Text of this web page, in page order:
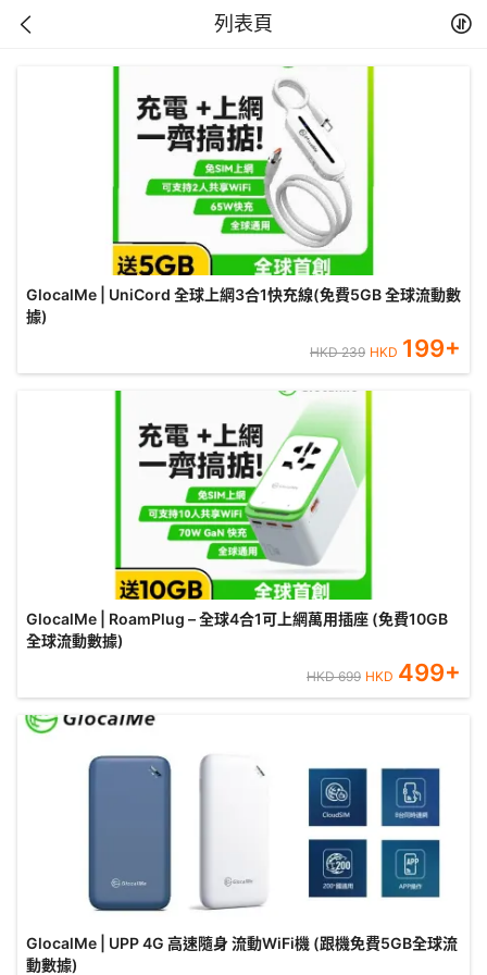
列表頁
GlocalMe | UniCord 全球上網3合1快充線(免費5GB 全球流動數
據)
HKD239 HKD 199+
GlocalMe | RoamPlug – 全球4合1可上網萬用插座 (免費10GB
全球流動數據)
HKD699 HKD 499+
GlocalMe | UPP 4G 高速隨身 流動WiFi機 (跟機免費5GB全球流
動數據)